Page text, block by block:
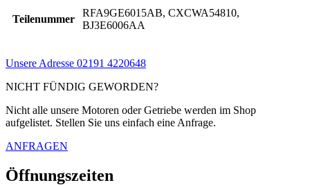
Teilenummer
RFA9GE6015AB, CXCWA54810,
BJ3E6006AA
Unsere Adresse 02191 4220648
NICHT FÜNDIG GEWORDEN?
Nicht alle unsere Motoren oder Getriebe werden im Shop
aufgelistet. Stellen Sie uns einfach eine Anfrage.
ANFRAGEN
Öffnungszeiten